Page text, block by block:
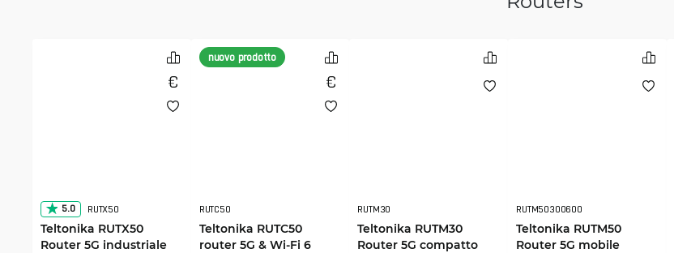
5.0 RUTX50
Teltonika RUTX50
Router 5G industriale
nuovo prodotto
RUTC50
Teltonika RUTC50
router 5G & Wi-Fi 6
RUTM30
Teltonika RUTM30
Router 5G compatto
RUTM50300600
Teltonika RUTM50
Router 5G mobile